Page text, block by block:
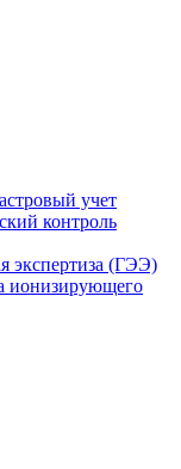
учет
контроль
экспертиза (ГЭЭ)
ионизирующего